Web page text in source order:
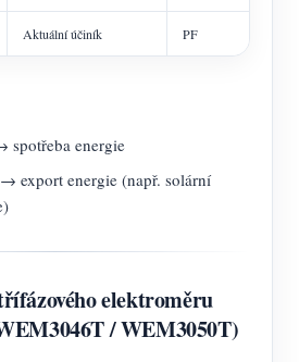
Aktuální účiník PF
energie
export energie (např. solární
elektroměru
/ WEM3050T)